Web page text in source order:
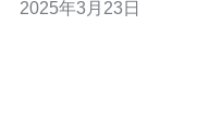
确保用户的网站能够稳
2025年3月23日